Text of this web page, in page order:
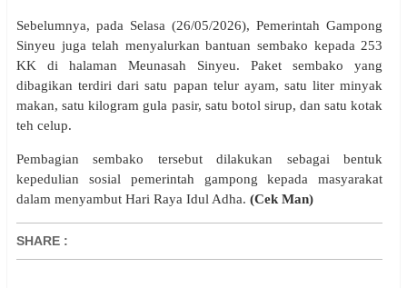
Sebelumnya, pada Selasa (26/05/2026), Pemerintah Gampong
Sinyeu juga telah menyalurkan bantuan sembako kepada 253
KK di halaman Meunasah Sinyeu. Paket sembako yang
dibagikan terdiri dari satu papan telur ayam, satu liter minyak
makan, satu kilogram gula pasir, satu botol sirup, dan satu kotak
teh celup.
Pembagian sembako tersebut dilakukan sebagai bentuk
kepedulian sosial pemerintah gampong kepada masyarakat
dalam menyambut Hari Raya Idul Adha. (Cek Man)
SHARE :